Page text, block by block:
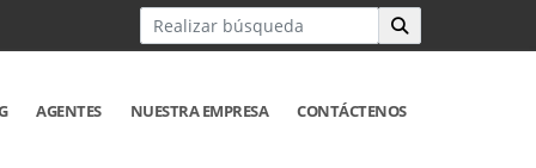
AGENTES NUESTRA EMPRESA CONTÁCTENOS